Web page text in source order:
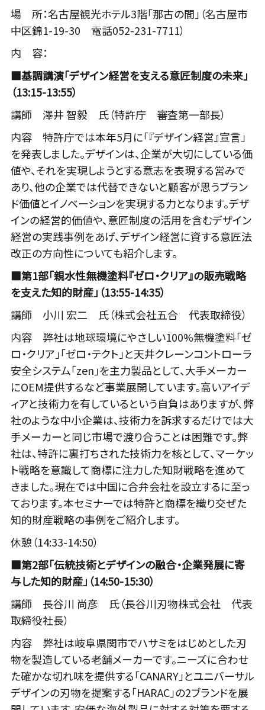
場 所：名古屋観光ホテル3階「那古の間」（名古屋市
中区錦1-19-30 電話052-231-7711）
内 容：
■基調講演「デザイン経営を支える意匠制度の未来」
（13:15-13:55）
講師 澤井 智毅 氏（特許庁 審査第一部長）
内容 特許庁では本年5月に「『デザイン経営』宣言」
を発表しました。デザインは、企業が大切にしている価
値や、それを実現しようとする意志を表現する営みで
あり、他の企業では代替できないと顧客が思うブラン
ド価値とイノベーションを実現する力となります。デザ
インの経営的価値や、意匠制度の活用を含むデザイン
経営の実践事例をあげ、デザイン経営に資する意匠法
改正の方向性についても紹介します。
■第1部「親水性無機塗料『ゼロ・クリア』の販売戦略
を支えた知的財産」（13:55-14:35）
講師 小川 宏二 氏（株式会社五合 代表取締役）
内容 弊社は地球環境にやさしい100%無機塗料「ゼ
ロ・クリア」「ゼロ・テクト」と天井クレーンコントローラ
安全システム「zen」を主力製品として、大手メーカー
にOEM提供するなど事業展開しています。高いアイデ
ィアと技術力を有しているという自負はありますが、弊
社のような中小企業は、技術力を訴求するだけでは大
手メーカーと同じ市場で渡り合うことは困難です。弊
社は、特許に裏打ちされた技術力を核として、マーケッ
ト戦略を意識して商標に注力した知財戦略を進めて
きました。現在では中国に合弁会社を設立するに至っ
ております。本セミナーでは特許と商標を織り交ぜた
知的財産戦略の事例をご紹介します。
休憩（14:33-14:50）
■第2部「伝統技術とデザインの融合・企業発展に寄
与した知的財産」（14:50-15:30）
講師 長谷川 尚彦 氏（長谷川刃物株式会社 代表
取締役社長）
内容 弊社は岐阜県関市でハサミをはじめとした刃
物を製造している老舗メーカーです。ニーズに合わせ
た確かな切れ味を提供する「CANARY」とユニバーサル
デザインの刃物を提案する「HARAC」の2ブランドを展